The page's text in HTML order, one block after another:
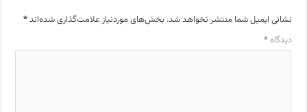
نشانی ایمیل شما منتشر نخواهد شد. بخش‌های موردنیاز علامت‌گذاری شده‌اند*
دیدگاه*